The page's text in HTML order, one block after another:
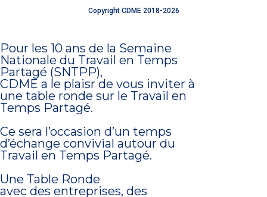
Copyright CDME 2018-2026
Site réalisé
Pour les 10 ans de la Semaine
Nationale du Travail en Temps
Partagé (SNTPP),
CDME a le plaisr de vous inviter à
une table ronde sur le Travail en
Temps Partagé.
Ce sera l’occasion d’un temps
d’échange convivial autour du
Travail en Temps Partagé.
Une Table Ronde
avec des entreprises, des